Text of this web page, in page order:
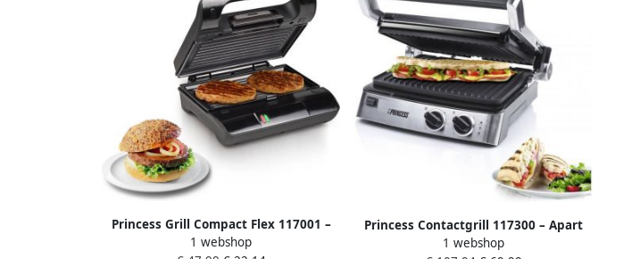
Princess Grill Compact Flex 117001 –
Tosti apparaat Uitneembare platen –
1 webshop
Princess Contactgrill 117300 – Apart
instelbare thermostaten – Tosti
1 webshop